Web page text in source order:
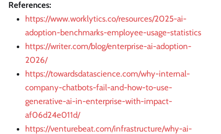
References:
https://www.worklytics.co/resources/2025-ai-
adoption-benchmarks-employee-usage-statistics
https://writer.com/blog/enterprise-ai-adoption-
2026/
https://towardsdatascience.com/why-internal-
company-chatbots-fail-and-how-to-use-
generative-ai-in-enterprise-with-impact-
af06d24e011d/
https://venturebeat.com/infrastructure/why-ai-